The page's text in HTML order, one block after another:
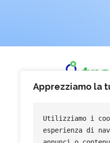
Apprezziamo la
Utilizziamo i
esperienza di